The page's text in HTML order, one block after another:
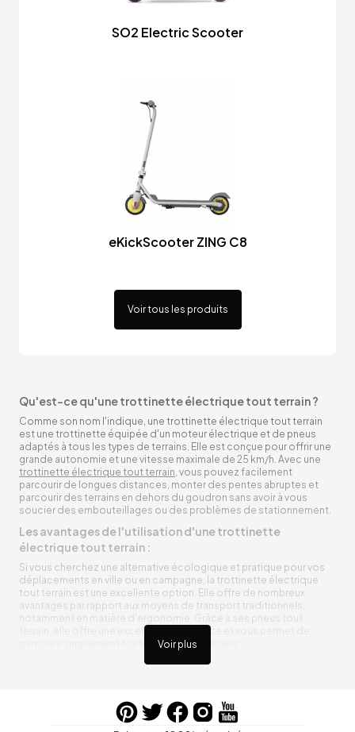
SO2 Electric Scooter
eKickScooter ZING C8
Voir tous les produits
Voir plus
Qu'est-ce qu'une trottinette électrique tout terrain ?
Comme son nom l'indique, une trottinette électrique tout terrain
est une trottinette équipée d'un moteur électrique et de pneus
adaptés à tous les types de terrains. Elle est conçue pour offrir une
grande autonomie et une vitesse maximale de 25 km/h. Avec une
trottinette électrique tout terrain, vous pouvez facilement
parcourir de longues distances, monter des pentes abruptes et
parcourir des terrains en dehors du goudron sans avoir à vous
soucier des embouteillages ou des problèmes de stationnement.
Les avantages de l'utilisation d'une trottinette
électrique tout terrain :
Si vous cherchez une alternative écologique et pratique pour vos
déplacements en ville ou en campagne, la trottinette électrique
tout terrain est une excellente option. Elle offre de nombreux
avantages par rapport aux moyens de transport traditionnels,
notamment en matière d'ergonomie. Grâce à ses pneus tout
terrain, elle offre une excellente adhérence et vous permet de
parcourir simplement toutes sortes de terrains.
Trottinette électrique tout terrain ergonomique
entre vos trajets, vous n’aurez pas à vous soucier de l’état de sa
batterie. De plus, elle est équipée de pneus résistants qui peuvent